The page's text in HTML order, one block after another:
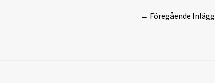
← Föregående Inlägg